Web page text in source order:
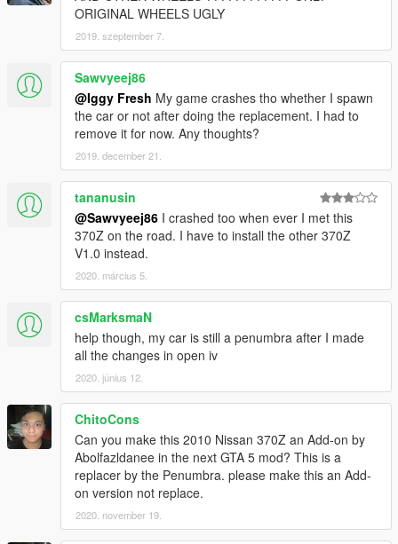
ORIGINAL WHEELS UGLY
2019. szeptember 7.
Sawvyeej86
@Iggy Fresh My game crashes tho whether I spawn
the car or not after doing the replacement. I had to
remove it for now. Any thoughts?
2019. december 21.
tananusin
@Sawvyeej86 I crashed too when ever I met this
370Z on the road. I have to install the other 370Z
V1.0 instead.
2020. március 5.
csMarksmaN
help though, my car is still a penumbra after I made
all the changes in open iv
2020. június 12.
ChitoCons
Can you make this 2010 Nissan 370Z an Add-on by
Abolfazldanee in the next GTA 5 mod? This is a
replacer by the Penumbra. please make this an Add-
on version not replace.
2020. november 19.